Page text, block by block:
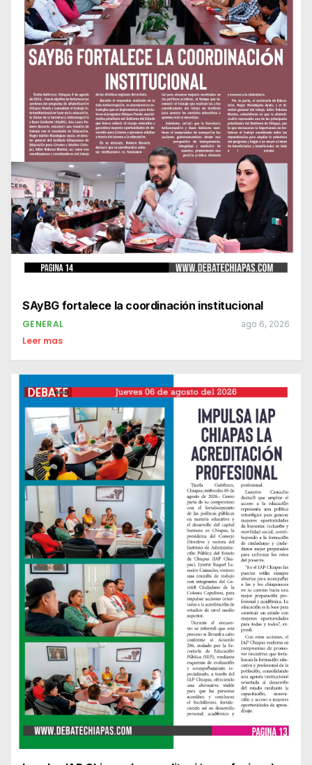
SAyBG fortalece la coordinación institucional
GENERAL ago 6, 2026
Leer mas